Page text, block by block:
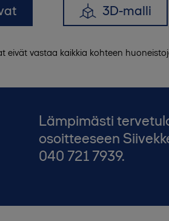
3D-malli
eivät vastaa kaikkia kohteen
Lämpimästi
osoitteeseen
040 721 7939.